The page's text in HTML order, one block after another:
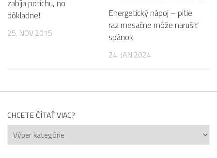
zabíja potichu, no
dôkladne!
25. NOV 2015
Energetický nápoj – pitie
raz mesačne môže narušiť
spánok
24. JAN 2024
CHCETE ČÍTAŤ VIAC?
Chcete
čítať